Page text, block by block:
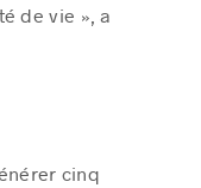
de vie », a
cinq